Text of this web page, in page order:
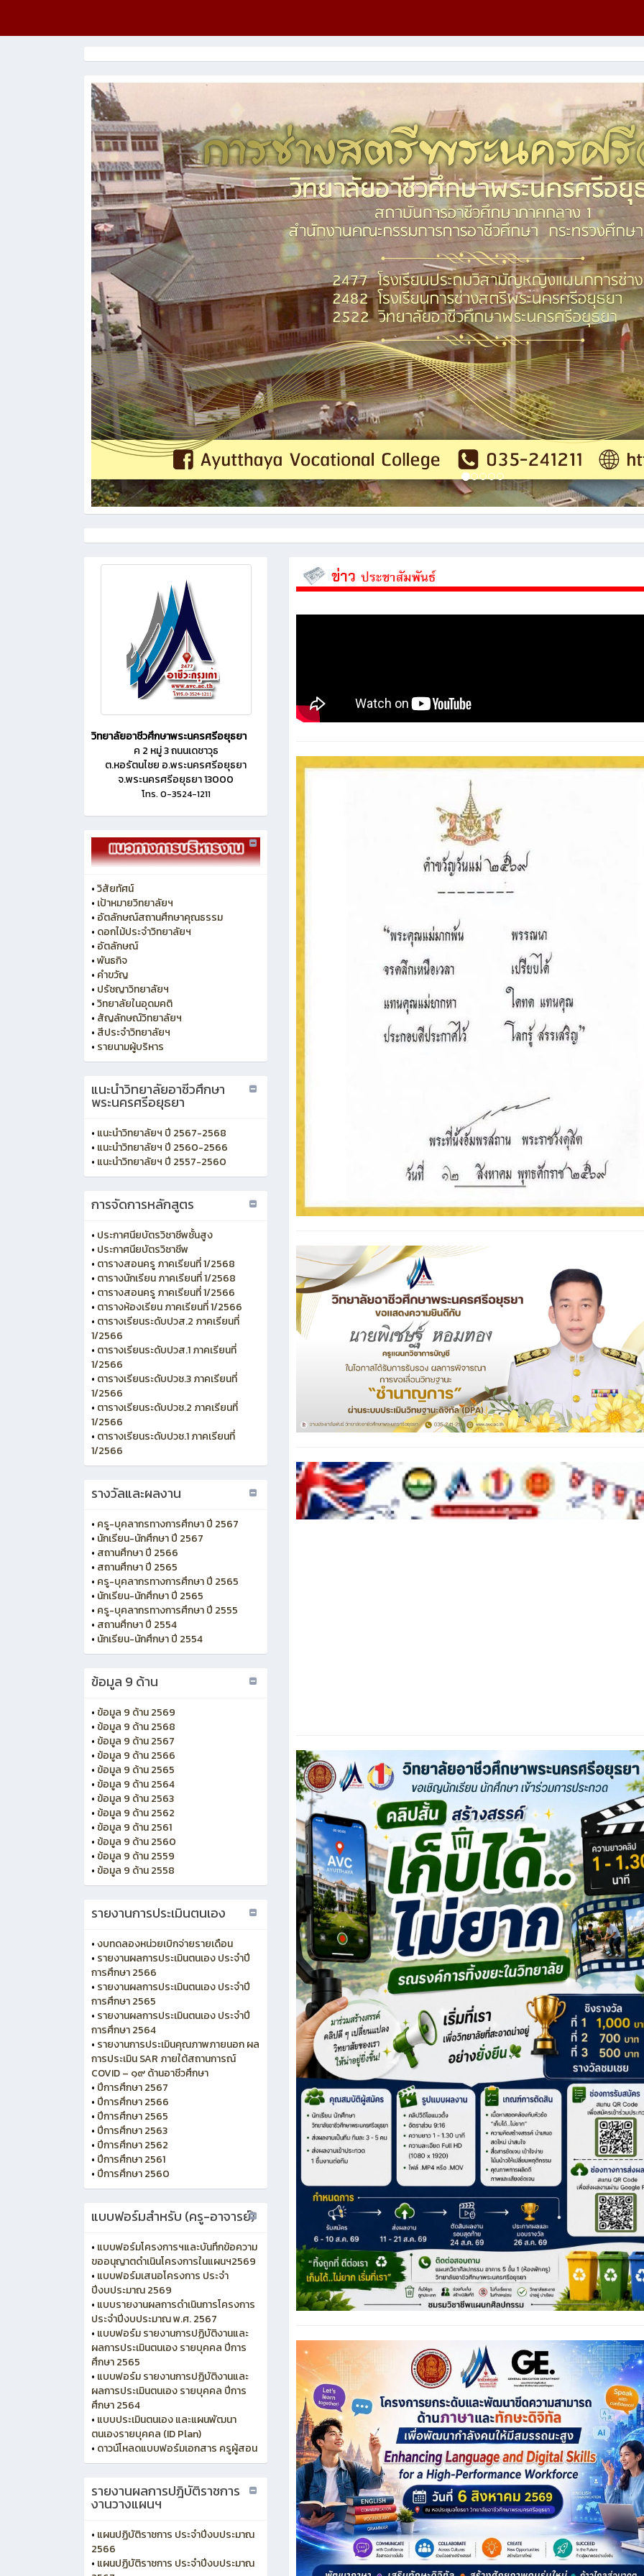
วิทยาลัยอาชีวศึกษาพระนครศรีอยุธยา
ค 2 หมู่ 3 ถนนเดชาวุธ
ต.หอรัตนไชย อ.พระนครศรีอยุธยา
จ.พระนครศรีอยุธยา 13000
โทร. 0-3524-1211
•วิสัยทัศน์
• เป้าหมายวิทยาลัยฯ
• อัตลักษณ์สถานศึกษาคุณธรรม
• ดอกไม้ประจำวิทยาลัยฯ
• อัตลักษณ์
•พันธกิจ
• คำขวัญ
• ปรัชญาวิทยาลัยฯ
•วิทยาลัยในอุดมคติ
• สัญลักษณ์วิทยาลัยฯ
• สีประจำวิทยาลัยฯ
• รายนามผู้บริหาร
แนะนำวิทยาลัยอาชีวศึกษา
พระนครศรีอยุธยา
• แนะนำวิทยาลัยฯ ปี 2567-2568
• แนะนำวิทยาลัยฯ ปี 2560-2566
• แนะนำวิทยาลัยฯ ปี 2557-2560
การจัดการหลักสูตร
• ประกาศนียบัตรวิชาชีพชั้นสูง
• ประกาศนียบัตรวิชาชีพ
• ตารางสอนครู ภาคเรียนที่ 1/2568
• ตารางนักเรียน ภาคเรียนที่ 1/2568
• ตารางสอนครู ภาคเรียนที่ 1/2566
• ตารางห้องเรียน ภาคเรียนที่ 1/2566
• ตารางเรียนระดับปวส.2 ภาคเรียนที่
1/2566
• ตารางเรียนระดับปวส.1 ภาคเรียนที่
1/2566
• ตารางเรียนระดับปวช.3 ภาคเรียนที่
1/2566
• ตารางเรียนระดับปวช.2 ภาคเรียนที่
1/2566
• ตารางเรียนระดับปวช.1 ภาคเรียนที่
1/2566
รางวัลและผลงาน
• ครู-บุคลากรทางการศึกษา ปี 2567
• นักเรียน-นักศึกษา ปี 2567
• สถานศึกษา ปี 2566
• สถานศึกษา ปี 2565
• ครู-บุคลากรทางการศึกษา ปี 2565
• นักเรียน-นักศึกษา ปี 2565
• ครู-บุคลากรทางการศึกษา ปี 2555
• สถานศึกษา ปี 2554
• นักเรียน-นักศึกษา ปี 2554
ข้อมูล 9 ด้าน
• ข้อมูล 9 ด้าน 2569
• ข้อมูล 9 ด้าน 2568
• ข้อมูล 9 ด้าน 2567
• ข้อมูล 9 ด้าน 2566
• ข้อมูล 9 ด้าน 2565
• ข้อมูล 9 ด้าน 2564
• ข้อมูล 9 ด้าน 2563
• ข้อมูล 9 ด้าน 2562
• ข้อมูล 9 ด้าน 2561
• ข้อมูล 9 ด้าน 2560
• ข้อมูล 9 ด้าน 2559
• ข้อมูล 9 ด้าน 2558
รายงานการประเมินตนเอง
•งบทดลองหน่วยเบิกจ่ายรายเดือน
• รายงานผลการประเมินตนเอง ประจำปี
การศึกษา 2566
• รายงานผลการประเมินตนเอง ประจำปี
การศึกษา 2565
• รายงานผลการประเมินตนเอง ประจำปี
การศึกษา 2564
• รายงานการประเมินคุณภาพภายนอก ผล
การประเมิน SAR ภายใต้สถานการณ์
COVID – ๑๙ ด้านอาชีวศึกษา
• ปีการศึกษา 2567
• ปีการศึกษา 2566
• ปีการศึกษา 2565
• ปีการศึกษา 2563
• ปีการศึกษา 2562
• ปีการศึกษา 2561
• ปีการศึกษา 2560
แบบฟอร์มสำหรับ (ครู-อาจารย์)
• แบบฟอร์มโครงการฯและบันทึกข้อความ
ขออนุญาตดำเนินโครงการในแผนฯ2569
• แบบฟอร์มเสนอโครงการ ประจำ
ปีงบประมาณ 2569
• แบบรายงานผลการดำเนินการโครงการ
ประจำปีงบประมาณ พ.ศ. 2567
• แบบฟอร์ม รายงานการปฏิบัติงานและ
ผลการประเมินตนเอง รายบุคคล ปีการ
ศึกษา 2565
• แบบฟอร์ม รายงานการปฏิบัติงานและ
ผลการประเมินตนเอง รายบุคคล ปีการ
ศึกษา 2564
• แบบประเมินตนเอง และแผนพัฒนา
ตนเองรายบุคคล (ID Plan)
• ดาวน์โหลดแบบฟอร์มเอกสาร ครูผู้สอน
รายงานผลการปฎิบัติราชการ
งานวางแผนฯ
• แผนปฏิบัติราชการ ประจำปีงบประมาณ
2566
• แผนปฏิบัติราชการ ประจำปีงบประมาณ